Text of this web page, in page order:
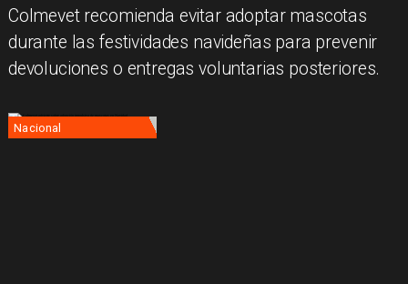
Colmevet recomienda evitar adoptar mascotas
durante las festividades navideñas para prevenir
devoluciones o entregas voluntarias posteriores.
Nacional